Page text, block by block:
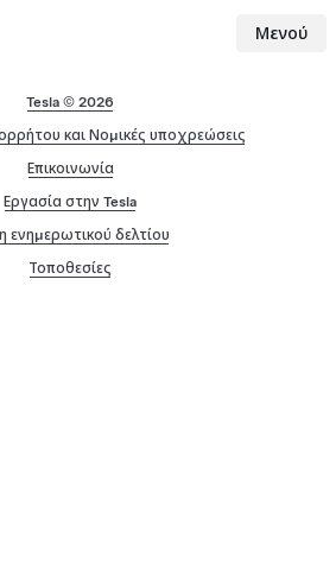
Μενού
Tesla © 2026
και Νομικές υποχρεώσεις
Επικοινωνία
Εργασία στην Tesla
ενημερωτικού δελτίου
Τοποθεσίες